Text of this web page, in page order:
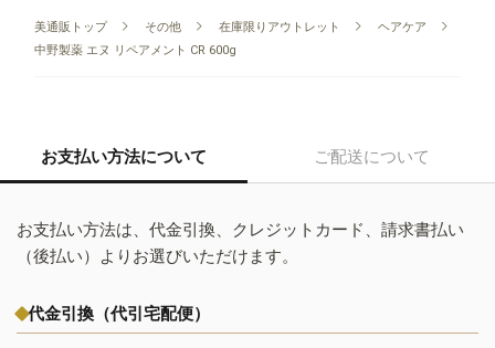
美通販トップ その他 在庫限りアウトレット
ヘアケア
中野製薬 エヌ リペアメント CR 600g
お支払い方法について ご配送について
お支払い方法は、代金引換、クレジットカード、請求書払い
（後払い）よりお選びいただけます。
代金引換（代引宅配便）